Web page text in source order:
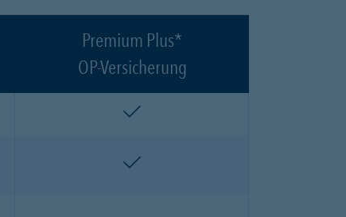
Premium Plus*
OP-Versicherung
enthalten
enthalten